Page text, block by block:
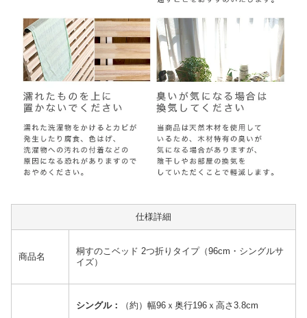
仕様詳細
商品名
桐すのこベッド 2つ折りタイプ（96cm・シングルサ
イズ）
シングル：
（約）幅96ｘ奥行196ｘ高さ3.8cm